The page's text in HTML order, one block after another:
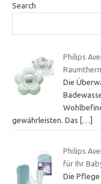
Search
Philips
Die
gewährleisten. Das
[…]
Philips
für Ihr
Die